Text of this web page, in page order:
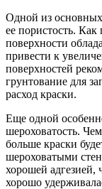
Одной из основных
ее пористость.
поверхности
привести к
поверхностей
грунтование для
расход краски.
Еще одной
шероховатость.
больше краски
шероховатыми
хорошей адгезией,
хорошо